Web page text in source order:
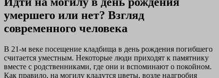
умершего или нет? Взгляд
современного человека
В 21-м веке посещение кладбища в день рождения погибшего
считается уместным. Некоторые люди приходят к памятнику
вместе с родственниками, где они и вспоминают о покойном.
Как правило, на могилу кладутся цветы, возле надгробия